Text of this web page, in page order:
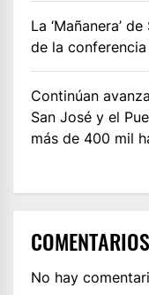
La ‘Mañanera’
de la
Continúan
San José y el
más de 400 mil
COMENTARIOS
No hay